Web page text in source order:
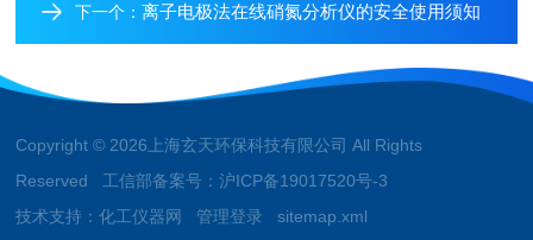
下一个：离子电极法在线硝氮分析仪的安全使用须知
Copyright © 2026上海玄天环保科技有限公司 All Rights
Reserved 工信部备案号：沪ICP备19017520号-3
技术支持：化工仪器网 管理登录 sitemap.xml